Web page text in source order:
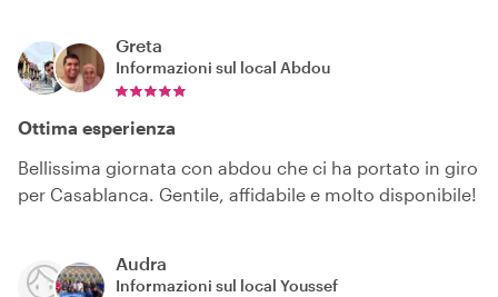
Greta
Informazioni sul local Abdou
Ottima esperienza
Bellissima giornata con abdou che ci ha portato in giro
per Casablanca. Gentile, affidabile e molto disponibile!
Audra
Informazioni sul local Youssef